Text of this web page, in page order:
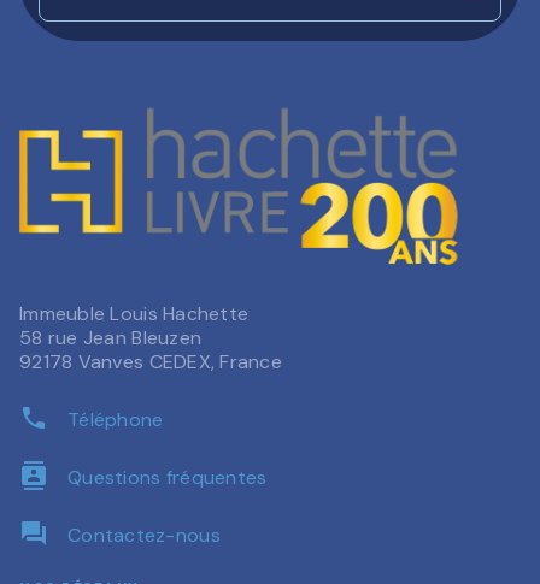
Immeuble Louis Hachette
58 rue Jean Bleuzen
92178 Vanves CEDEX, France
phone Téléphone
contacts Questions fréquentes
question_answer Contactez-nous